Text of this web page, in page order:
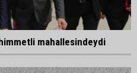
mahallesindeydi